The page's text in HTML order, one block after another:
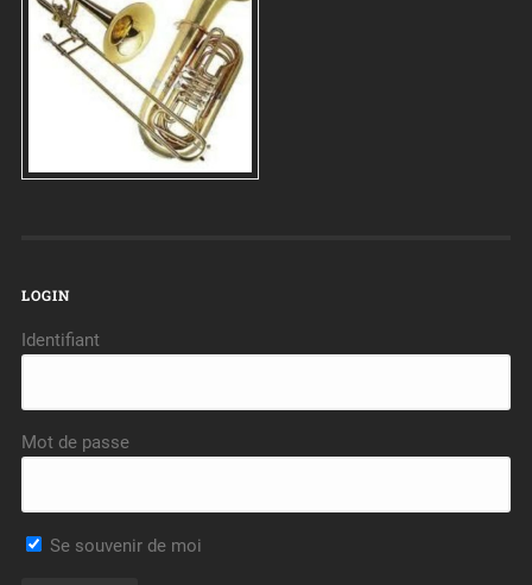
LOGIN
Identifiant
Mot de passe
Se souvenir de moi